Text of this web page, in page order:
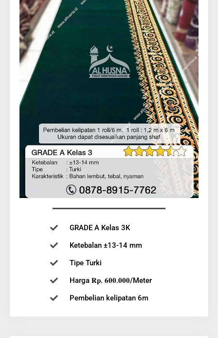
GRADE A Kelas 3K
Ketebalan ±13-14 mm
Tipe Turki
Harga 𝐑𝐩. 𝟔𝟎𝟎.𝟎𝟎𝟎/Meter
Pembelian kelipatan 6m